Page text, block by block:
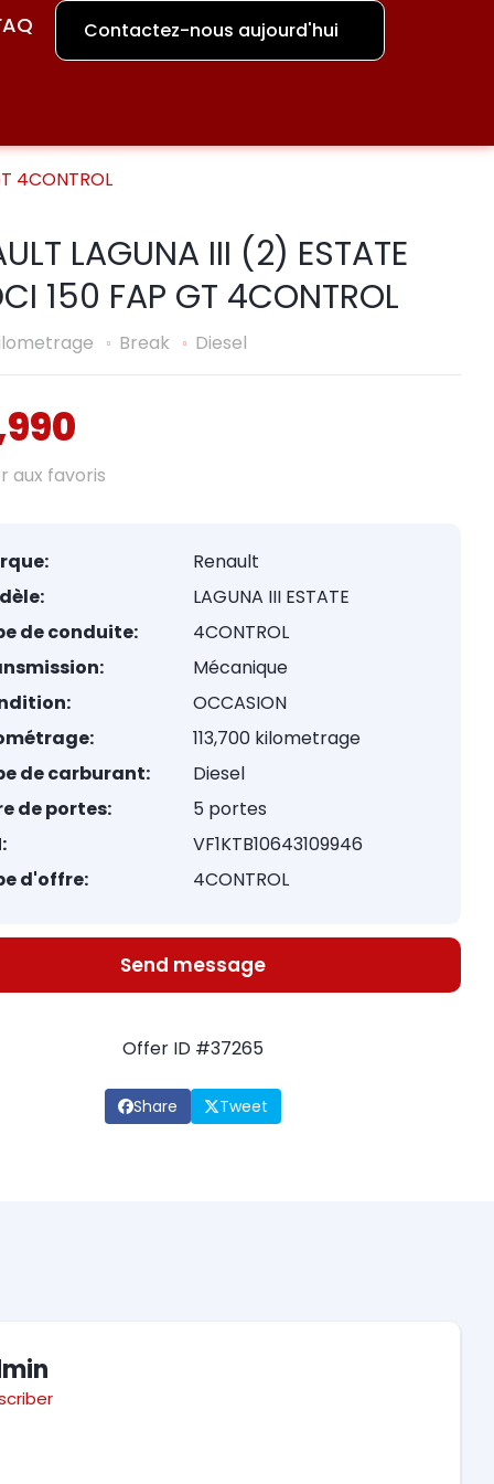
Contactez-nous aujourd'hui
4CONTROL
LAGUNA III (2) ESTATE
150 FAP GT 4CONTROL
Break Diesel
aux favoris
Renault
LAGUNA III ESTATE
de conduite:
4CONTROL
Mécanique
OCCASION
113,700 kilometrage
de carburant:
Diesel
de portes:
5 portes
VF1KTB10643109946
d'offre:
4CONTROL
Send message
Offer ID #37265
Share Tweet